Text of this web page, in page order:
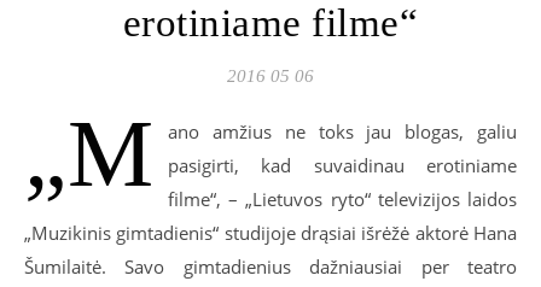
erotiniame filme“
2016 05 06
„M
ano amžius ne toks jau blogas, galiu
pasigirti, kad suvaidinau erotiniame
filme“, – „Lietuvos ryto“ televizijos laidos
„Muzikinis gimtadienis“ studijoje drąsiai išrėžė aktorė Hana
Šumilaitė. Savo gimtadienius dažniausiai per teatro